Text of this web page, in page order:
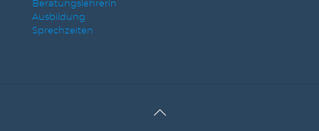
Beratungslehrerin
Ausbildung
Sprechzeiten